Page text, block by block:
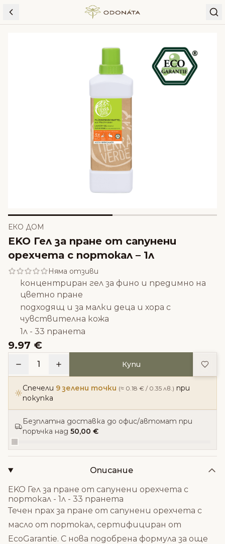
Skip to content
ЕКО ДОМ
ЕKO Гел за пране от сапунени
орехчета с портокал – 1л
Няма отзиви
концентриран гел за фино и предимно на
цветно пране
подходящ и за малки деца и хора с
чувствителна кожа
1л - 33 пранета
9.97 €
1 Купи
Спечели 9 зелени точки (≈ 0.18 € / 0.35 лв.) при
покупка
Безплатна доставка до офис/автомат при
поръчка над 50,00 €
Описание
ЕKO Гел за пране от сапунени орехчета с
портокал - 1л - 33 пранета
Течен прах за пране от сапунени орехчета с
масло от портокал, сертифициран от
EcoGarantie. С нова подобрена формула за още